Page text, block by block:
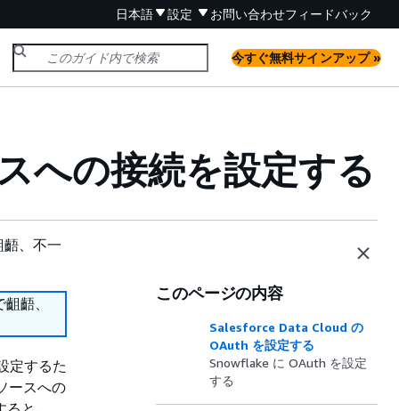
日本語 設定 お問い合わせフィードバック
今すぐ無料サインアップ »
への接続を設定する
、不一
齬、
定するた
ースへの
このページの内容
Salesforce Data Cloud の
OAuth を設定する
Snowflake に OAuth を設定
する